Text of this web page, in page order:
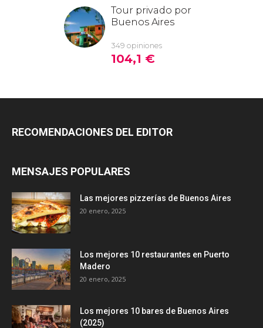
RECOMENDACIONES DEL EDITOR
MENSAJES POPULARES
Las mejores pizzerías de Buenos Aires
20 enero, 2025
Los mejores 10 restaurantes en Puerto
Madero
20 enero, 2025
Los mejores 10 bares de Buenos Aires
(2025)